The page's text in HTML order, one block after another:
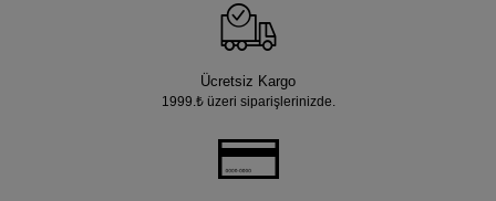
Ücretsiz Kargo
1999.₺ üzeri siparişlerinizde.